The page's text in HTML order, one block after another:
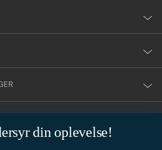
din oplevelse!